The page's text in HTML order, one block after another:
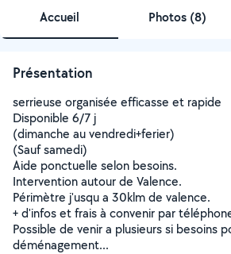
Accueil Photos (8)
Présentation
serrieuse organisée efficasse et rapide
Disponible 6/7 j
(dimanche au vendredi+ferier)
(Sauf samedi)
Aide ponctuelle selon besoins.
Intervention autour de Valence.
Périmètre j'usqu a 30klm de valence.
+ d'infos et frais à convenir par
Possible de venir a plusieurs si besoins
déménagement...